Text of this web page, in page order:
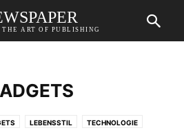
THE ART OF PUBLISHING
LEBENSSTIL TECHNOLOGIE